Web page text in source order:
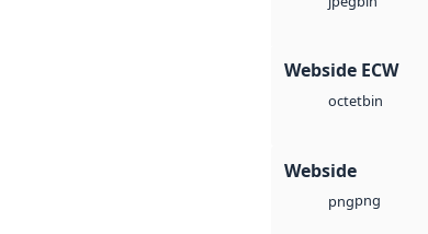
Webside ECW
octetbin
Webside
pngpng